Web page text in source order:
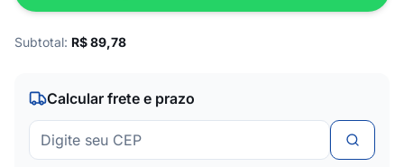
Subtotal: R$89,78
Calcular frete e prazo